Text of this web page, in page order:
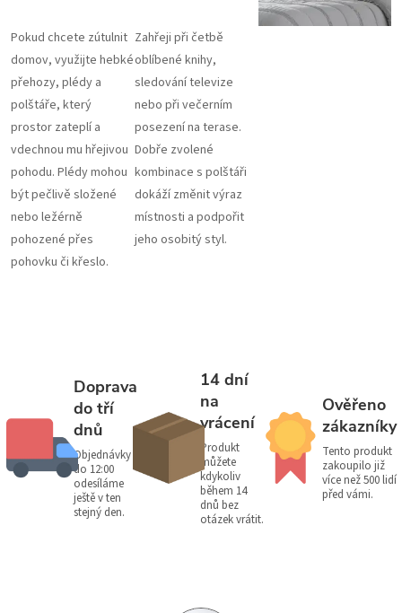
Pokud chcete zútulnit
domov, využijte hebké
přehozy, plédy a
polštáře, který
prostor zateplí a
vdechnou mu hřejivou
pohodu. Plédy mohou
být pečlivě složené
nebo ležérně
pohozené přes
pohovku či křeslo.
Zahřeji při četbě
oblíbené knihy,
sledování televize
nebo při večerním
posezení na terase.
Dobře zvolené
kombinace s polštáři
dokáží změnit výraz
místnosti a podpořit
jeho osobitý styl.
Doprava
do tří
dnů
Objednávky
do 12:00
odesíláme
ještě v ten
stejný den.
14 dní
na
vrácení
Produkt
můžete
kdykoliv
během 14
dnů bez
otázek vrátit.
Ověřeno
zákazníky
Tento produkt
zakoupilo již
více než 500 lidí
před vámi.